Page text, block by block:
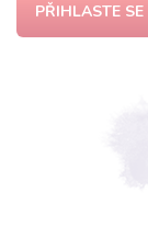
PŘIHLASTE SE